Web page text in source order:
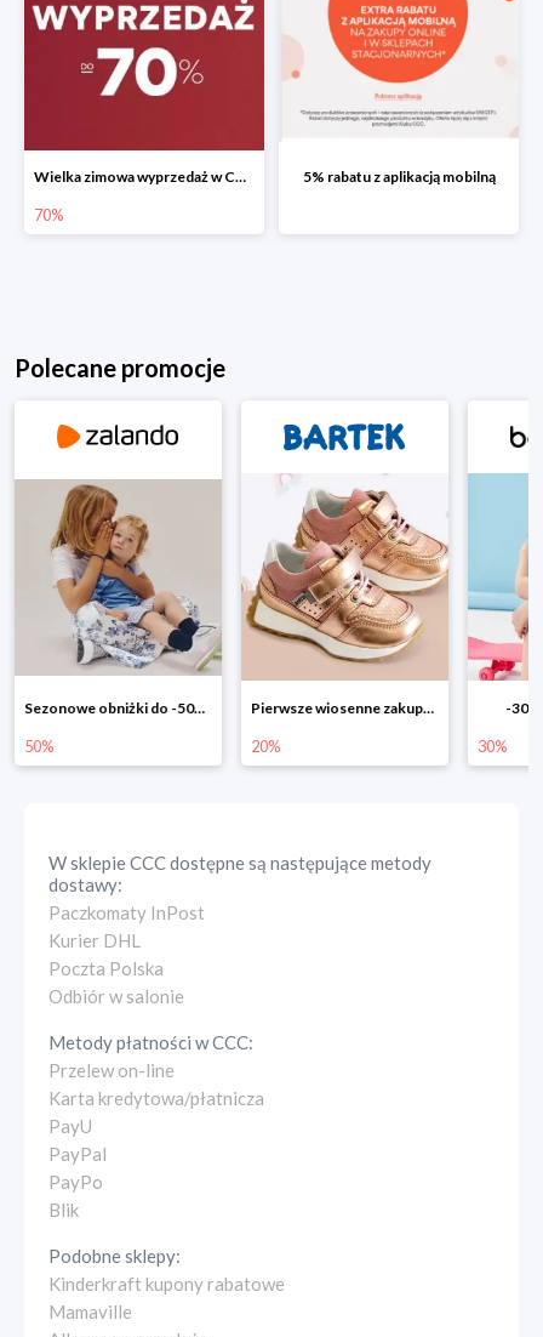
Wielka zimowa wyprzedaż w CCC do -70%
70%
5% rabatu z aplikacją mobilną
Polecane promocje
Pierwsze wiosenne zakupy -20%
20%
-30% na wszystko!!
30%
-40%
40%
W sklepieCCCdostępne są następujące metody
dostawy:
Paczkomaty InPost
Kurier DHL
Poczta Polska
Odbiór w salonie
Metody płatności wCCC:
Przelew on-line
Karta kredytowa/płatnicza
PayU
PayPal
PayPo
Blik
Podobne sklepy:
Kinderkraft kupony rabatowe
Mamaville